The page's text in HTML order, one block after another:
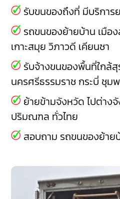
รับขนของถึงที่ มีบริการ
รถขนของย้ายบ้าน เมือ
เกาะสมุย วิภาวดี เคียนซา
รับจ้างขนของพื้นที่ใกล้
นครศรีธรรมราช กระบี่ ชุม
ย้ายข้ามจังหวัด ไปต่าง
ปริมณฑล ทั่วไทย
สอบถาม รถขนของย้าย